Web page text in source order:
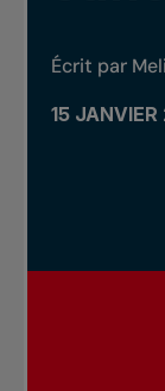
Écrit par
15